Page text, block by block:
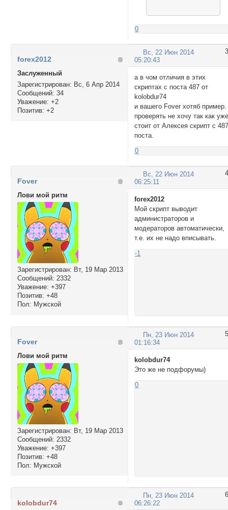
0
3
Вс, 22 Июн 2014
05:20:43
forex2012
Заслуженный
Зарегистрирован: Вс, 6 Апр 2014
Сообщений: 34
Уважение: +2
Позитив: +2
а в чом отличия в этих
скриптах с поста 487 от
kolobdur74
и вашего Fover хотяб пример.
проверять не хочу так как
стоит от Алексея скрипт с
поста.
0
4
Вс, 22 Июн 2014
06:25:11
Fover
Лови мой ритм
Зарегистрирован: Вт, 19 Мар 2013
Сообщений: 2332
Уважение: +397
Позитив: +48
Пол: Мужской
forex2012
Мой скрипт выводит
администраторов и
модераторов автоматически,
т.е. их не надо вписывать.
-1
5
Пн, 23 Июн 2014
01:16:34
Fover
Лови мой ритм
Зарегистрирован: Вт, 19 Мар 2013
Сообщений: 2332
Уважение: +397
Позитив: +48
Пол: Мужской
kolobdur74
Это же не подфорумы)
0
6
Пн, 23 Июн 2014
06:26:22
kolobdur74